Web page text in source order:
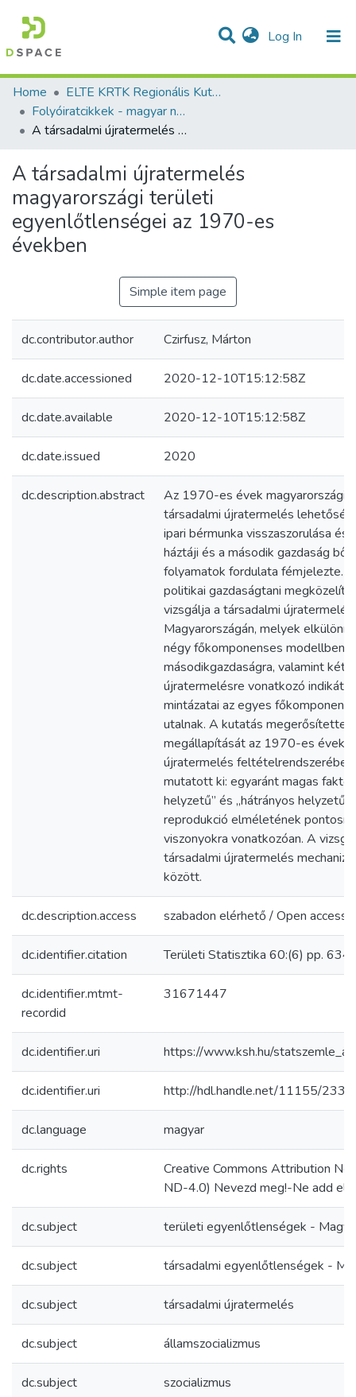
Log In (current)
Communities & Collections
Statistics
All of DSpace
Home
ELTE KRTK Regionális Kutatások Intézete
Folyóiratcikkek - magyar nyelvű (RKI)
A társadalmi újratermelés magyarországi területi egyenlőtlenségei az 1970-es években
A társadalmi újratermelés
magyarországi területi
egyenlőtlenségei az 1970-es
években
Simple item page
dc.contributor.author Czirfusz, Márton
dc.date.accessioned 2020-12-10T15:12:58Z
dc.date.available 2020-12-10T15:12:58Z
dc.date.issued 2020
dc.description.abstract
Az 1970-es évek magyarországi
társadalmi újratermelés
ipari bérmunka visszaszorulása
háztáji és a második gazdaság
folyamatok fordulata fémjelezte.
politikai gazdaságtani
vizsgálja a társadalmi
Magyarországán, melyek
négy főkomponenses modellben
másodikgazdaságra, valamint két
újratermelésre vonatkozó
mintázatai az egyes
utalnak. A kutatás megerősítette
megállapítását az 1970-es évek
újratermelés
mutatott ki: egyaránt magas
helyzetű” és „hátrányos
reprodukció elméletének
viszonyokra vonatkozóan. A
társadalmi újratermelés
között.
dc.description.access szabadon elérhető / Open access
dc.identifier.citation Területi Statisztika 60:(6) pp.
dc.identifier.mtmt-
recordid
31671447
dc.identifier.uri https://www.ksh.hu/
dc.identifier.uri http://hdl.handle.net/11155/2330
dc.language magyar
dc.rights
Creative Commons Attribution
ND-4.0) Nevezd meg!-Ne add
dc.subject területi egyenlőtlenségek -
dc.subject társadalmi egyenlőtlenségek -
dc.subject társadalmi újratermelés
dc.subject államszocializmus
dc.subject szocializmus